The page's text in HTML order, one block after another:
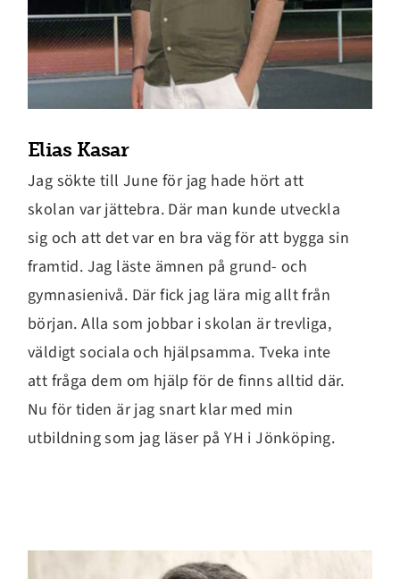
Elias Kasar
Jag sökte till June för jag hade hört att
skolan var jättebra. Där man kunde utveckla
sig och att det var en bra väg för att bygga sin
framtid. Jag läste ämnen på grund- och
gymnasienivå. Där fick jag lära mig allt från
början. Alla som jobbar i skolan är trevliga,
väldigt sociala och hjälpsamma. Tveka inte
att fråga dem om hjälp för de finns alltid där.
Nu för tiden är jag snart klar med min
utbildning som jag läser på YH i Jönköping.